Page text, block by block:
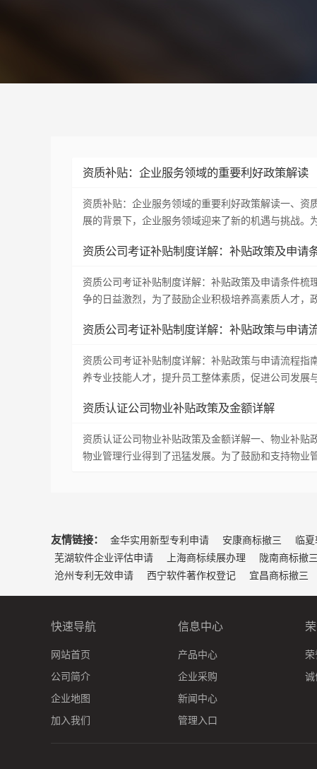
资质补贴：企业服务领域的重要利好政策解读
资质补贴：企业服务领域的重要利好政策解读一、资
展的背景下，企业服务领域迎来了新的机遇与挑战。
资质公司考证补贴制度详解：补贴政策及申请
资质公司考证补贴制度详解：补贴政策及申请条件梳
争的日益激烈，为了鼓励企业积极培养高素质人才，
资质公司考证补贴制度详解：补贴政策与申请
资质公司考证补贴制度详解：补贴政策与申请流程指
养专业技能人才，提升员工整体素质，促进公司发展
资质认证公司物业补贴政策及金额详解
资质认证公司物业补贴政策及金额详解一、物业补贴
物业管理行业得到了迅猛发展。为了鼓励和支持物业
友情链接： 金华实用新型专利申请 安康商标撤三 临
芜湖软件企业评估申请
上海商标续展办理 陇南商标撤三
沧州专利无效申请
西宁软件著作权登记 宜昌商标撤三
快速导航
网站首页
公司简介
企业地图
加入我们
信息中心
产品中心
企业采购
新闻中心
管理入口
诚